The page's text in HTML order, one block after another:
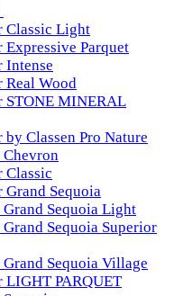
Classic Light
Parquet
Intense
Wood
STONE MINERAL
Classen Pro Nature
Classic
Sequoia
Sequoia Light
Sequoia Superior
Sequoia Village
PARQUET